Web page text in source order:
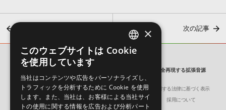
「素の状態の音がとても気持ち良い」 ／ Toontrack社『SDX –
Real to Reel』製品レビュー。by青木征洋
次の記事
TOONTRACK『SDX HITMAKER』 ’80のドラムサウンドを完全再現する拡張音源
会社概要 環境保護（CSR）への取り組み
特定商取引に関する法律に基づく表示
サイト動作環境
利用規約 個人情報の保護について 採用について
ENGLISH
×
このウェブサイトは Cookie
を使用しています
当社はコンテンツや広告をパーソナライズし、
トラフィックを分析するために Cookie を使用
します。また、当社は、お客様による当社サイ
トの使用に関する情報を広告および分析パート